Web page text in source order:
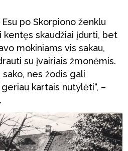
po Skorpiono ženklu
kentęs skaudžiai įdurti, bet
mokiniams vis sakau,
su įvairiais žmonėmis.
nes žodis gali
kartais nutylėti“, –